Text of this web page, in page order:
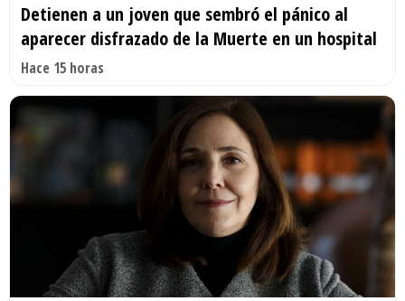
Detienen a un joven que sembró el pánico al
aparecer disfrazado de la Muerte en un hospital
Hace 15 horas